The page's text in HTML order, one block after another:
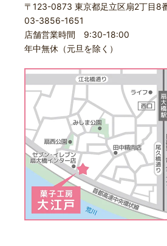
〒123-0873 東京都足立区扇2丁目8
03-3856-1651
店舗営業時間 9:30-18:00
年中無休（元旦を除く）